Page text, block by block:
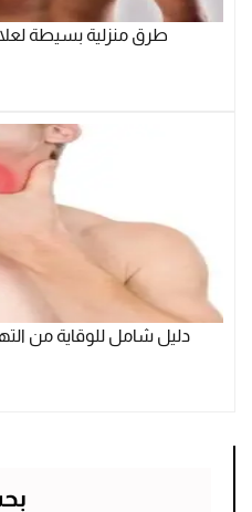
طرق منزلية بسيطة
دليل شامل للوقاية من